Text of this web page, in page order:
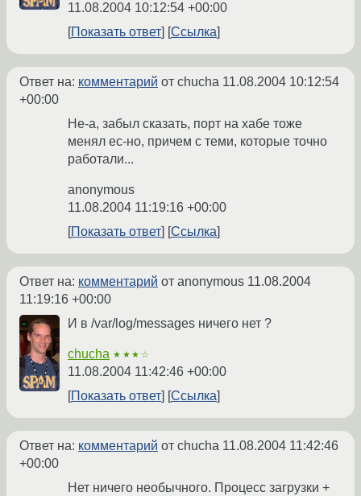
11.08.2004 10:12:54 +00:00
Показать ответ
Ссылка
Ответ на: комментарий от chucha 11.08.2004 10:12:54
+00:00
Не-а, забыл сказать, порт на хабе тоже
менял ес-но, причем с теми, которые точно
работали...
anonymous
11.08.2004 11:19:16 +00:00
Показать ответ
Ссылка
Ответ на: комментарий от anonymous 11.08.2004
11:19:16 +00:00
И в /var/log/messages ничего нет ?
chucha ★★★☆
11.08.2004 11:42:46 +00:00
Показать ответ
Ссылка
Ответ на: комментарий от chucha 11.08.2004 11:42:46
+00:00
Нет ничего необычного. Процесс загрузки +